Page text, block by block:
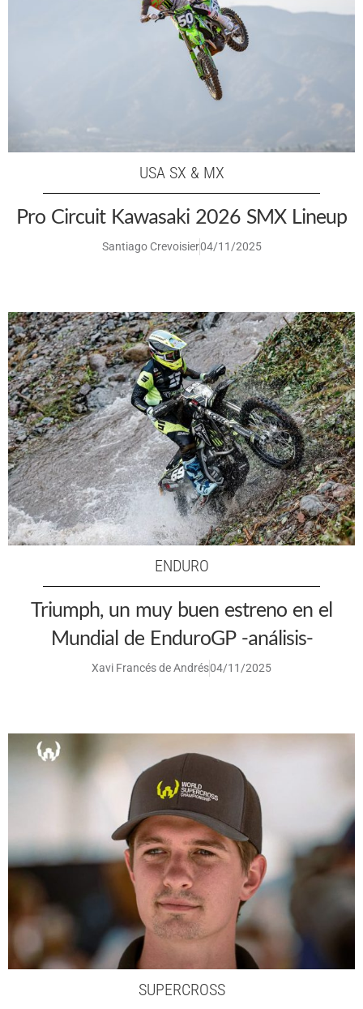
USA SX & MX
Pro Circuit Kawasaki 2026 SMX Lineup
Santiago Crevoisier04/11/2025
ENDURO
Triumph, un muy buen estreno en el
Mundial de EnduroGP -análisis-
Xavi Francés de Andrés04/11/2025
SUPERCROSS